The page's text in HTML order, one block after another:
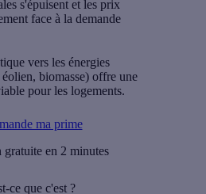
s'épuisent et les prix
face à la demande
vers les énergies
biomasse) offre une
pour les logements.
ma prime
gratuite en 2 minutes
ce que c'est ?